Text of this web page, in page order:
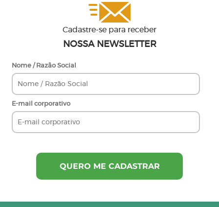
Cadastre-se para receber
NOSSA NEWSLETTER
Nome / Razão Social
E-mail corporativo